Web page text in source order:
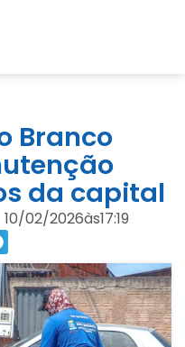
Branco
da capital
10/02/2026às17:19